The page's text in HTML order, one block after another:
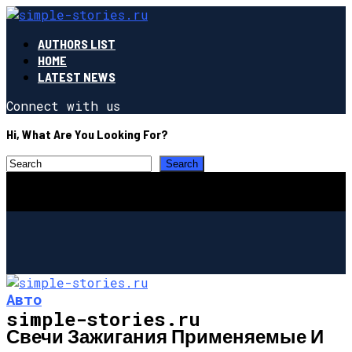
AUTHORS LIST
HOME
LATEST NEWS
Connect with us
Hi, What Are You Looking For?
simple-stories.ru
Авто
Свечи Зажигания Применяемые И